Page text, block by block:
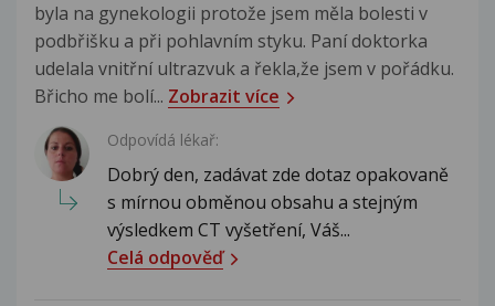
byla na gynekologii protože jsem měla bolesti v
podbřišku a při pohlavním styku. Paní doktorka
udelala vnitřní ultrazvuk a řekla,že jsem v pořádku.
Břicho me bolí... Zobrazit více
Odpovídá lékař:
Dobrý den, zadávat zde dotaz opakovaně
s mírnou obměnou obsahu a stejným
výsledkem CT vyšetření, Váš...
Celá odpověď